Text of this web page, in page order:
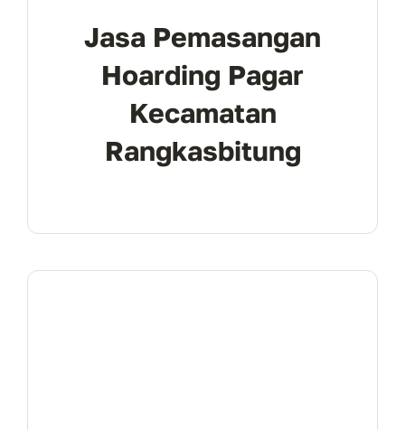
Jasa Pemasangan
Hoarding Pagar
Kecamatan
Rangkasbitung